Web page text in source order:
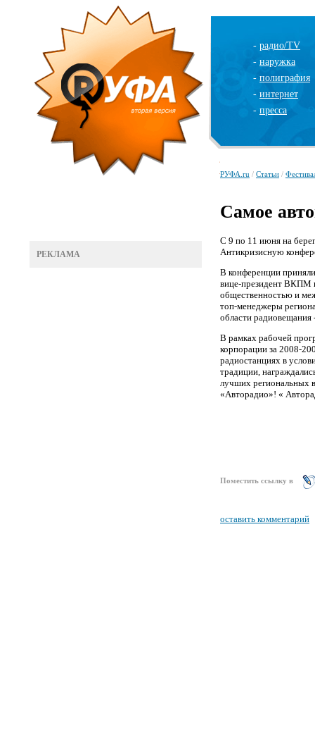
- радио/TV
- наружка
- полиграфия
- интернет
- пресса
РЕКЛАМА
РУФА.ru / Статьи /
Самое
С 9 по 11 июня на
Антикризисную
В конференции
вице-президент ВКПМ
общественностью и
топ-менеджеры
области
В рамках рабочей
корпорации за 2008-
радиостанциях в
традиции,
лучших региональных
«Авторадио»! «
Поместить ссылку в
оставить комментарий